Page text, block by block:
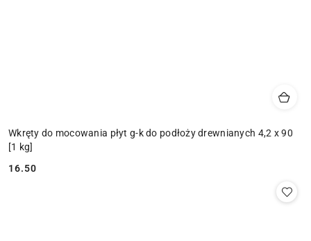
Wkręty do mocowania płyt g-k do podłoży drewnianych 4,2 x 90
[1 kg]
Cena:
16.50